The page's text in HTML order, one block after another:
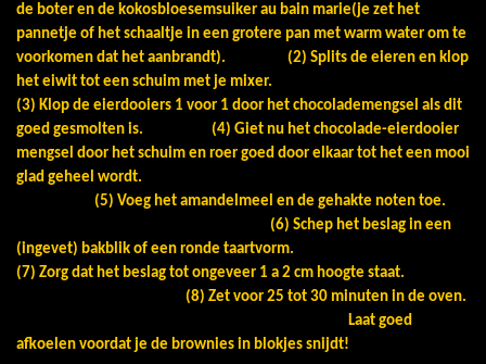
de boter en de kokosbloesemsuiker au bain marie(je zet het
pannetje of het schaaltje in een grotere pan met warm water om te
voorkomen dat het aanbrandt). (2) Splits de eieren en klop
het eiwit tot een schuim met je mixer.
(3) Klop de eierdooiers 1 voor 1 door het chocolademengsel als dit
goed gesmolten is. (4) Giet nu het chocolade-eierdooier
mengsel door het schuim en roer goed door elkaar tot het een mooi
glad geheel wordt.
(5) Voeg het amandelmeel en de gehakte noten toe.
(6) Schep het beslag in een
(ingevet) bakblik of een ronde taartvorm.
(7) Zorg dat het beslag tot ongeveer 1 a 2 cm hoogte staat.
(8) Zet voor 25 tot 30 minuten in de oven.
Laat goed
afkoelen voordat je de brownies in blokjes snijdt!